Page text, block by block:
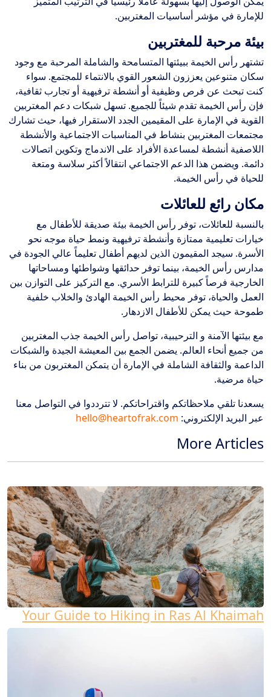
للإمارة في مؤشر أساسيات المغتربين.
بيئة مرحبة للمغتربين
تشتهر رأس الخيمة ببيئتها المتسامحة والشاملة المرحبة مع وجود
سكان متنوعين يعززون الشعور القوي بالانتماء للمجتمع. سواء
كنت تبحث عن فرص وظيفية أو أنشطة ترفيهية أو تجارب ثقافية،
فإن رأس الخيمة تقدم شيئاً للجميع. تسهل شبكات دعم المغتربين
القوية في الإمارة على المقيمين الجدد الاستقرار فيها، حيث تشارك
مجتمعات المغتربين بنشاط في المناسبات الاجتماعية والأنشطة
اللاصفية أنشطة لمساعدة الأفراد على الاندماج وتكوين اتصالات
دائمة. ويضمن هذا الدعم الاجتماعي انتقالاً أكثر سلاسة ومتعة
للحياة في رأس الخيمة.
مكان رائع للعائلات
بالنسبة للعائلات، توفر رأس الخيمة بيئة صديقة للأطفال مع
خيارات تعليمية ممتازة وأنشطة ترفيهية ونمط حياة موجه نحو
الأسرة. سيجد المقيمون الذين لديهم أطفال تعليماً عالي الجودة في
مدارس رأس الخيمة، بينما توفر حدائقها وشواطئها ومساحاتها
الخارجية فرصاً كبيرة للترابط الأسري. مع التركيز على التوازن بين
العمل والحياة، توفر محيط رأس الخيمة الهادئ والخلاب خلفية
طموحة حيث يمكن للأطفال الازدهار.
مع بيئتها الآمنة و الترحيبية، تواصل رأس الخيمة جذب المغتربين
من جميع أنحاء العالم. يضمن الجمع بين المعيشة الجيدة والشبكات
الداعمة والثقافة الشاملة في الإمارة أن يتمكن المغتربون من بناء
حياة مرضية.
يسعدنا تلقي ملاحظاتكم واقتراحاتكم. لا تترددوا في التواصل معنا
عبر البريد الإلكتروني: hello@heartofrak.com
More Articles
Your Guide to Hiking in Ras Al Khaimah